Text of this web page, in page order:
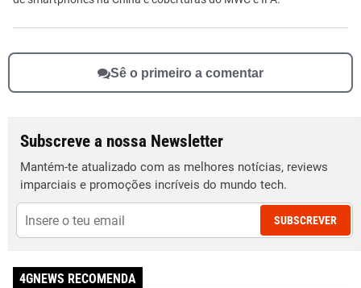
Sê o primeiro a comentar
Subscreve a nossa Newsletter
Mantém-te atualizado com as melhores notícias, reviews
imparciais e promoções incríveis do mundo tech.
SUBSCREVER
4GNEWS RECOMENDA